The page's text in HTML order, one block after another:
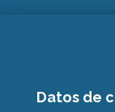
Datos de